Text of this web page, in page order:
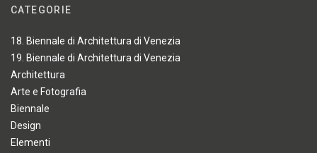
CATEGORIE
18. Biennale di Architettura di Venezia
19. Biennale di Architettura di Venezia
Architettura
Arte e Fotografia
Biennale
Design
Elementi